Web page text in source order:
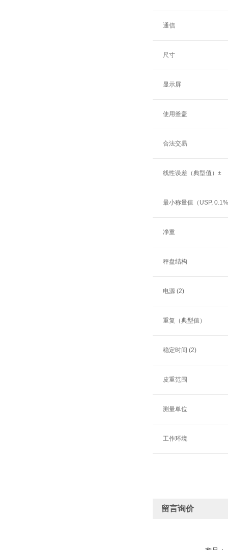
通信
尺寸
显示屏
使用釜盖
合法交易
线性误差（典型值）±
最小称量值（USP,
净重
秤盘结构
电源 (2)
重复（典型值）
稳定时间 (2)
皮重范围
测量单位
工作环境
留言询价